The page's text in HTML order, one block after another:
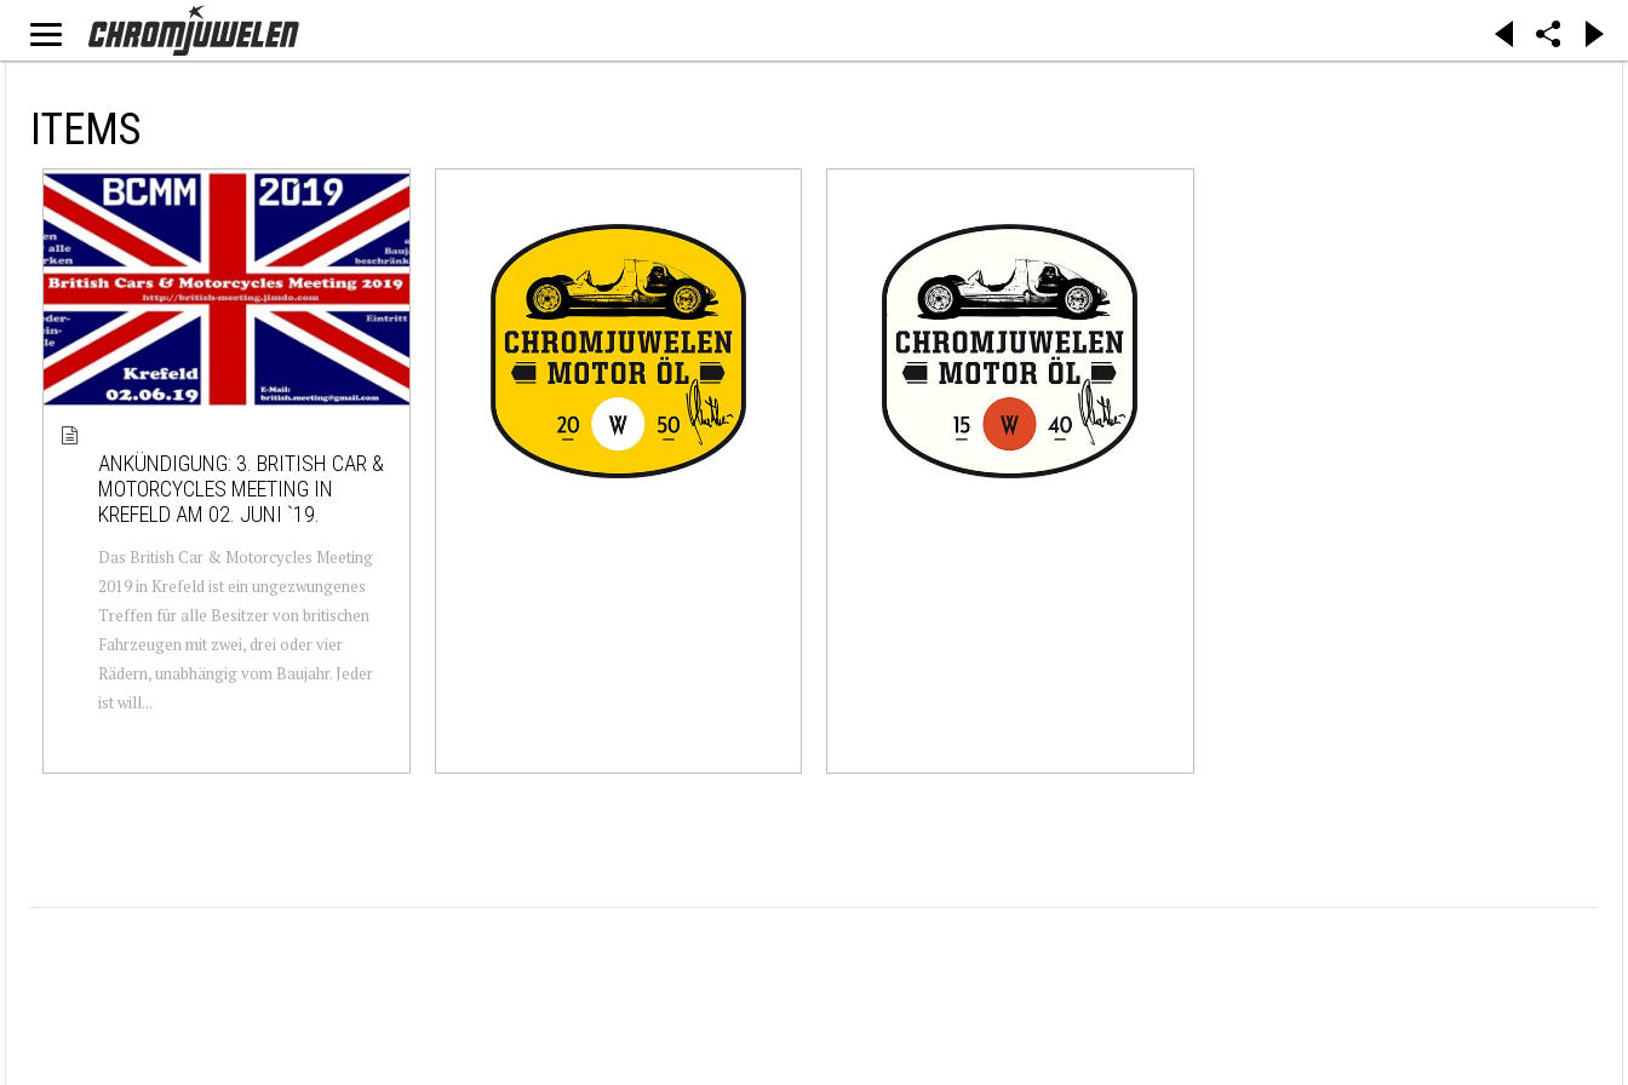
ITEMS
ANKÜNDIGUNG: 3. BRITISH CAR &
MOTORCYCLES MEETING IN
KREFELD AM 02. JUNI `19.
Das British Car & Motorcycles Meeting
2019 in Krefeld ist ein ungezwungenes
Treffen für alle Besitzer von britischen
Fahrzeugen mit zwei, drei oder vier
Rädern, unabhängig vom Baujahr. Jeder
ist will...